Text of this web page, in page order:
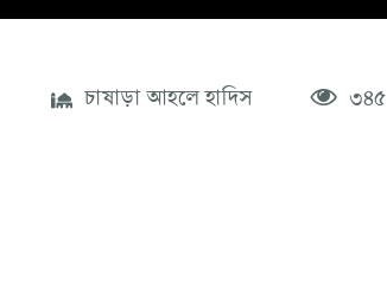
চাষাড়া আহলে হাদিস ৩৪৫